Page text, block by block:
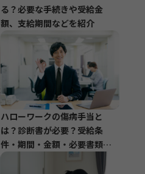
る？必要な手続きや受給金
額、支給期間などを紹介
ハローワークの傷病手当と
は？診断書が必要？受給条
件・期間・金額・必要書類・